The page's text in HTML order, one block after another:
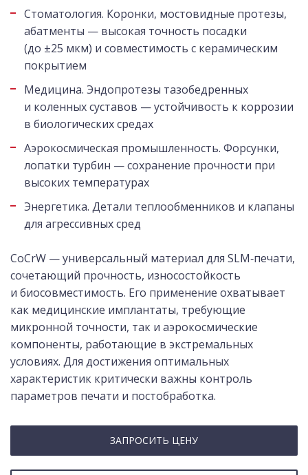
Стоматология. Коронки, мостовидные протезы,
абатменты — высокая точность посадки
(до ±25 мкм) и совместимость с керамическим
покрытием
Медицина. Эндопротезы тазобедренных
и коленных суставов — устойчивость к коррозии
в биологических средах
Аэрокосмическая промышленность. Форсунки,
лопатки турбин — сохранение прочности при
высоких температурах
Энергетика. Детали теплообменников и клапаны
для агрессивных сред
CoCrW — универсальный материал для SLM‑печати,
сочетающий прочность, износостойкость
и биосовместимость. Его применение охватывает
как медицинские имплантаты, требующие
микронной точности, так и аэрокосмические
компоненты, работающие в экстремальных
условиях. Для достижения оптимальных
характеристик критически важны контроль
параметров печати и постобработка.
ЗАПРОСИТЬ ЦЕНУ